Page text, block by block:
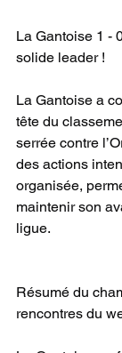
La Gantoise 1 -
solide leader !
La Gantoise a
tête du
serrée contre
des actions
organisée,
maintenir son
ligue.
Résumé du
rencontres du